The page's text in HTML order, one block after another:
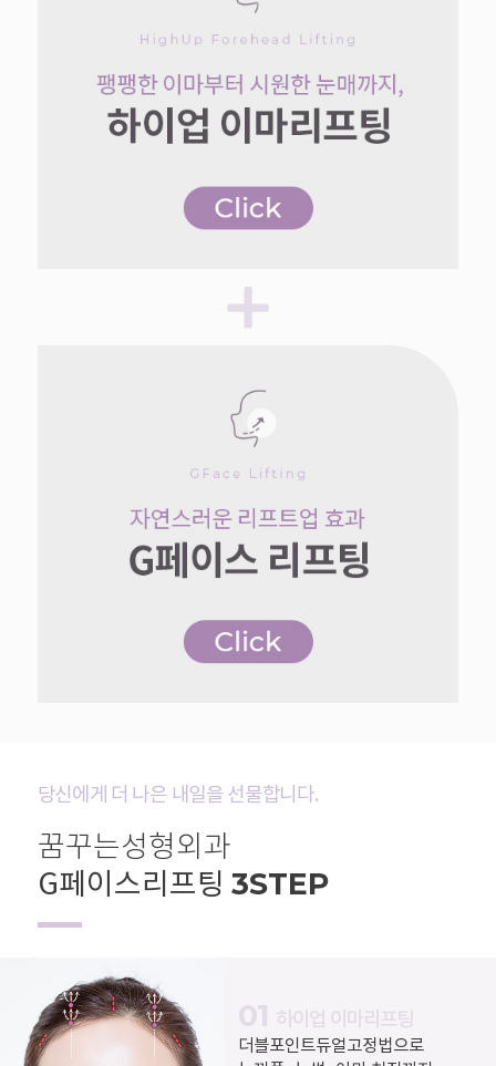
당신에게 더 나은 내일을 선물합니다.
꿈꾸는성형외과
G페이스리프팅 3STEP
01 하이업 이마리프팅
더블포인트듀얼고정법으로